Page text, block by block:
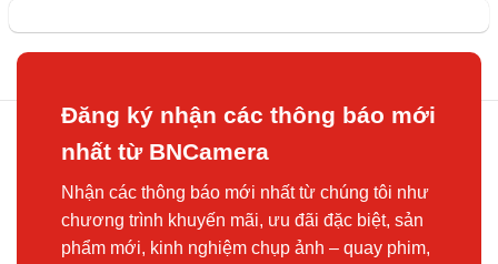
Đăng ký nhận các thông báo mới
nhất từ BNCamera
Nhận các thông báo mới nhất từ chúng tôi như
chương trình khuyến mãi, ưu đãi đặc biệt, sản
phẩm mới, kinh nghiệm chụp ảnh – quay phim,